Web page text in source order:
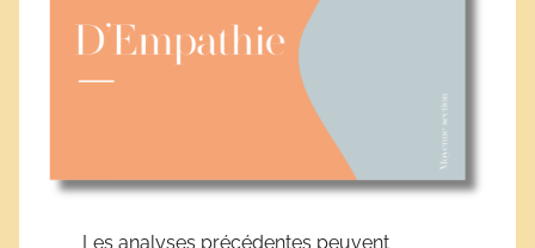
Les analyses précédentes peuvent